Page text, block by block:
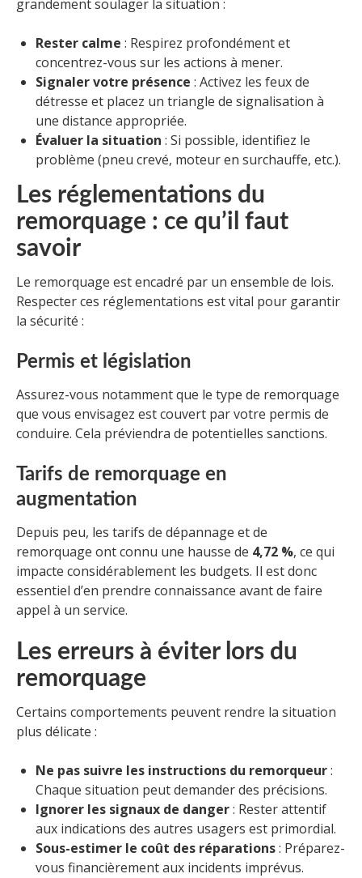
grandement soulager la situation :
Rester calme : Respirez profondément et
concentrez-vous sur les actions à mener.
Signaler votre présence : Activez les feux de
détresse et placez un triangle de signalisation à
une distance appropriée.
Évaluer la situation : Si possible, identifiez le
problème (pneu crevé, moteur en surchauffe, etc.).
Les réglementations du
remorquage : ce qu’il faut
savoir
Le remorquage est encadré par un ensemble de lois.
Respecter ces réglementations est vital pour garantir
la sécurité :
Permis et législation
Assurez-vous notamment que le type de remorquage
que vous envisagez est couvert par votre permis de
conduire. Cela préviendra de potentielles sanctions.
Tarifs de remorquage en
augmentation
Depuis peu, les tarifs de dépannage et de
remorquage ont connu une hausse de 4,72 %, ce qui
impacte considérablement les budgets. Il est donc
essentiel d’en prendre connaissance avant de faire
appel à un service.
Les erreurs à éviter lors du
remorquage
Certains comportements peuvent rendre la situation
plus délicate :
Ne pas suivre les instructions du remorqueur:
Chaque situation peut demander des précisions.
Ignorer les signaux de danger: Rester attentif
aux indications des autres usagers est primordial.
Sous-estimer le coût des réparations: Préparez-
vous financièrement aux incidents imprévus.